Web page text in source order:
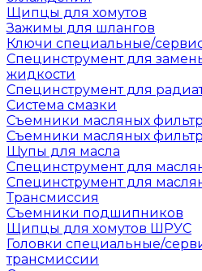
Щипцы для хомутов
Зажимы для шлангов
Ключи специальные/
Специнструмент для
жидкости
Специнструмент для
Система смазки
Съемники масляных
Съемники масляных
Щупы для масла
Специнструмент для
Специнструмент для
Трансмиссия
Съемники подшипников
Щипцы для хомутов ШРУС
Головки специальные/
трансмиссии